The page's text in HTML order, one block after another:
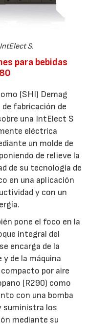
S.
para bebidas
(SHI) Demag
fabricación de
una IntElect S
eléctrica
un molde de
de relieve la
de su tecnología de
en una aplicación
y con un
pone el foco en la
integral del
encarga de la
de la máquina
por aire
(R290) como
con una bomba
suministra los
mediante su